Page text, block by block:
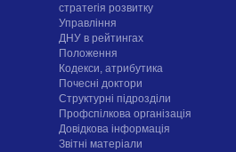
стратегія розвитку
Управління
ДНУ в рейтингах
Положення
Кодекси, атрибутика
Почесні доктори
Структурні підрозділи
Профспілкова організація
Довідкова інформація
Звітні матеріали